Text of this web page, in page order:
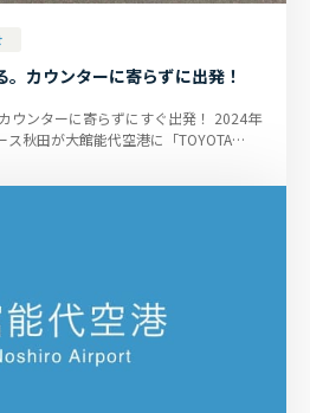
。カウンターに寄らずに出発！
ウンターに寄らずにすぐ出発！ 2024年
秋田が大館能代空港に「TOYOTA